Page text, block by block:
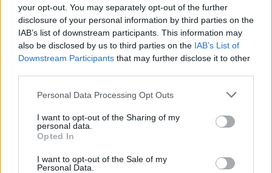
your opt-out. You may separately opt-out of the further
disclosure of your personal information by third parties on the
IAB’s list of downstream participants. This information may
also be disclosed by us to third parties on the IAB’s List of
Downstream Participants that may further disclose it to other
Personal Data Processing Opt Outs
I want to opt-out of the Sharing of my
personal data.
Opted In
I want to opt-out of the Sale of my
Personal Data.
Teléfono
686 122 280
gmail.com